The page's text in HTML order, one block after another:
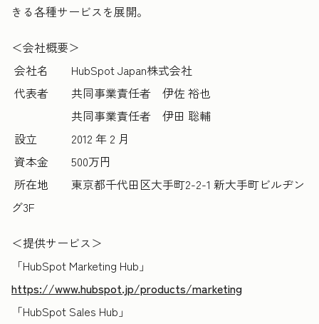
きる各種サービスを展開。
＜会社概要＞
会社名 HubSpot Japan株式会社
代表者 共同事業責任者 伊佐 裕也
共同事業責任者 伊田 聡輔
設立 2012 年 2 月
資本金 500万円
所在地 東京都千代田区大手町2-2-1 新大手町ビルヂン
グ3F
＜提供サービス＞
「HubSpot Marketing Hub 」
https://www.hubspot.jp/products/marketing
「HubSpot Sales Hub 」